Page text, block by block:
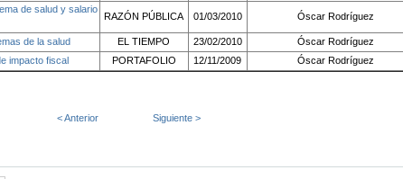
de salud y salario
RAZÓN PÚBLICA 01/03/2010 Óscar Rodríguez
de la salud EL TIEMPO 23/02/2010
Óscar Rodríguez
impacto fiscal
PORTAFOLIO 12/11/2009 Óscar Rodríguez
< Anterior Siguiente >